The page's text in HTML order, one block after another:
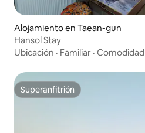
Alojamiento en Taean-gun
Hansol Stay
Ubicación · Familiar · Comodidad
Superanfitrión
Superanfitrión